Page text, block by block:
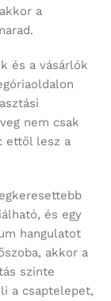
a
és a vásárlók
nem csak
ettől lesz a
és egy
hangulatot
akkor a
szinte
a csaptelepet,